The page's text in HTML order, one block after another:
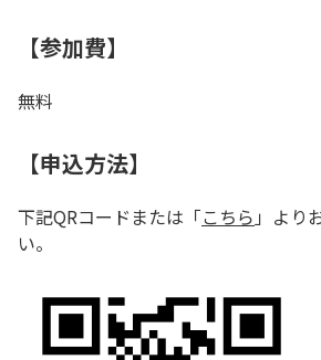
【参加費】
無料
【申込方法】
下記QRコードまたは「こちら 」より
い。